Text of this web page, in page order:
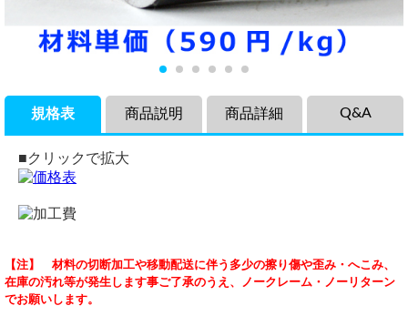
規格表
■クリックで拡大
商品説明
鉄丸パイプ・黒配管用炭素鋼鋼管（SGP）（溶接電縫管・継
ぎ目あり）の各品サイズの希望寸法にての切り売りです。
水道管やガス配管だけでなく、DIY家具や手すりなど多様な
商品詳細
黒配管用炭素鋼鋼管（SGP）
規格/定尺
JIS-G 3452
Q&A
（ 2026/03/04 ）
お世話になります。
SGP 黒 パイプ ２５A
【注】 材料の切断加工や移動配送に伴う多少の擦り傷や歪み・へこみ、
在庫の汚れ等が発生します事ご了承のうえ、ノークレーム・ノーリターン
でお願いします。